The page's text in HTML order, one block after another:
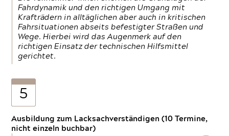
Fahrdynamik und den richtigen Umgang mit
Krafträdern in alltäglichen aber auch in kritischen
Fahrsituationen abseits befestigter Straßen und
Wege. Hierbei wird das Augenmerk auf den
richtigen Einsatz der technischen Hilfsmittel
gerichtet.
5
Ausbildung zum Lacksachverständigen (10 Termine,
nicht einzeln buchbar)